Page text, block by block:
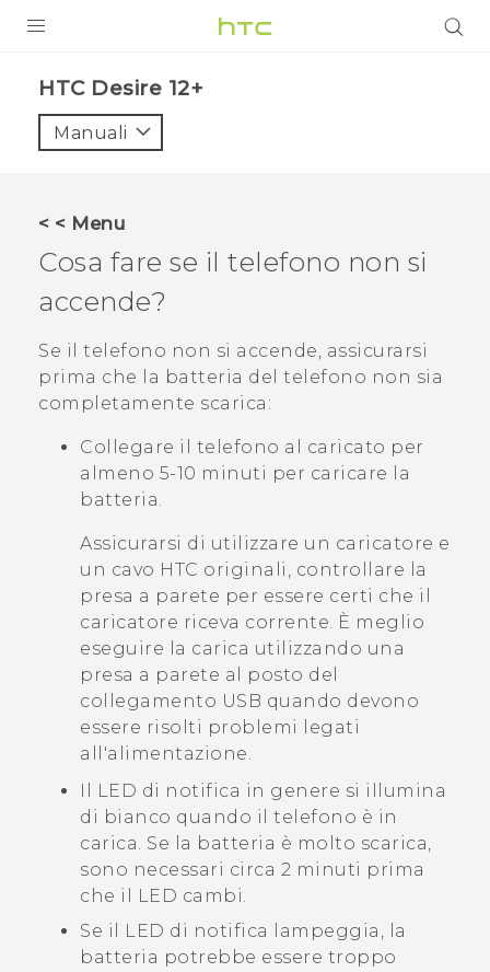
VIVE
VIVERSE
ASSISTENZA
Accessori e dispositivi HTC
Accesso
HTC Desire 12+‎
Manuali
< < Menu
Cosa fare se il telefono non si
accende?
Se il telefono non si accende, assicurarsi
prima che la batteria del telefono non sia
completamente scarica:
Collegare il telefono al caricato per
almeno 5-10 minuti per caricare la
batteria.
Assicurarsi di utilizzare un caricatore e
un cavo HTC originali, controllare la
presa a parete per essere certi che il
caricatore riceva corrente. È meglio
eseguire la carica utilizzando una
presa a parete al posto del
collegamento USB quando devono
essere risolti problemi legati
all'alimentazione.
Il LED di notifica in genere si illumina
di bianco quando il telefono è in
carica. Se la batteria è molto scarica,
sono necessari circa 2 minuti prima
che il LED cambi.
Se il LED di notifica lampeggia, la
batteria potrebbe essere troppo